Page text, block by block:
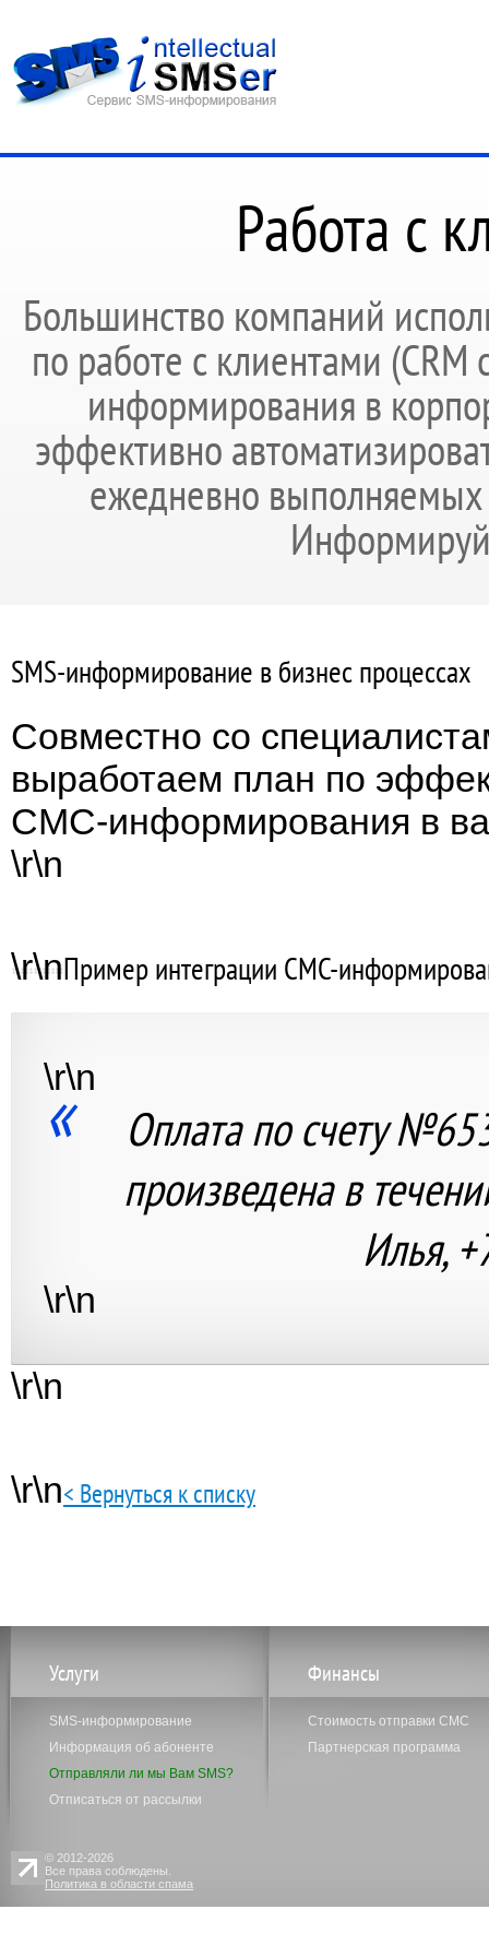
Работа с
Большинство компаний
по работе с клиентами
информирования в
эффективно
ежедневно
SMS-информирование в бизнес процессах
Совместно со
выработаем план по
СМС-информирования в
\r\n
\r\nПример интеграции СМС-
\r\n
Оплата по счету
произведена в
Илья,
\r\n
\r\n
\r\n< Вернуться к списку
Услуги
SMS-информирование
Информация об абоненте
Отправляли ли мы Вам SMS?
Отписаться от рассылки
Финансы
Стоимость отправки СМС
Партнерская программа
© 2012-2026
Все права соблюдены.
Политика в области спама